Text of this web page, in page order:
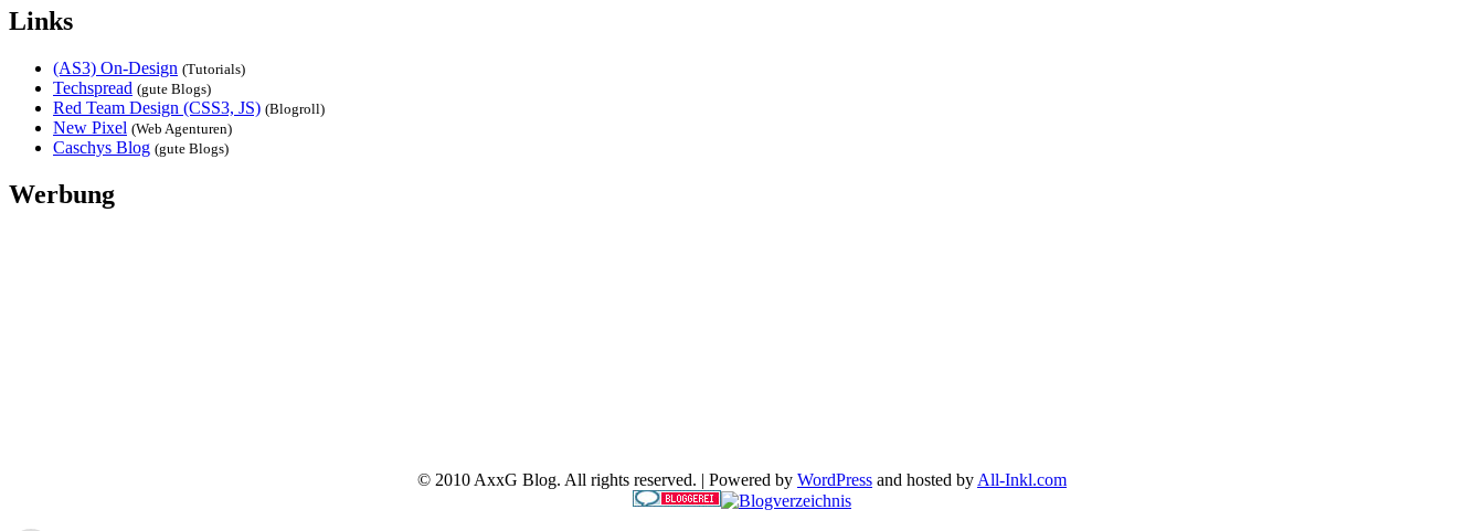
Links
(AS3) On-Design (Tutorials)
Techspread (gute Blogs)
Red Team Design (CSS3, JS) (Blogroll)
New Pixel (Web Agenturen)
Caschys Blog (gute Blogs)
Werbung
© 2010 AxxG Blog. All rights reserved. | Powered by WordPress and hosted by All-Inkl.com